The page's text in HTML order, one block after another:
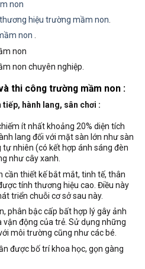
non
hiệu trường mầm non
non .
non
non chuyên nghiệp.
thi công trường mầm non :
hành lang, sân chơi :
ít nhất khoảng 20% diện tích
lang đối với mặt sàn lớn như sàn
nhiên (có kết hợp ánh sáng đèn
như cây xanh.
cần thiết kế bắt mắt, tinh tế, thân
tính thương hiệu cao. Điều này
triển chuỗi cơ sở sau này.
phân bậc cấp bất hợp lý gây ảnh
vận động của trẻ. Sử dụng những
môi trường cũng như các bé.
được bố trí khoa học, gọn gàng